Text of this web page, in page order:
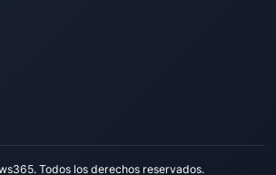
Todos los derechos reservados.